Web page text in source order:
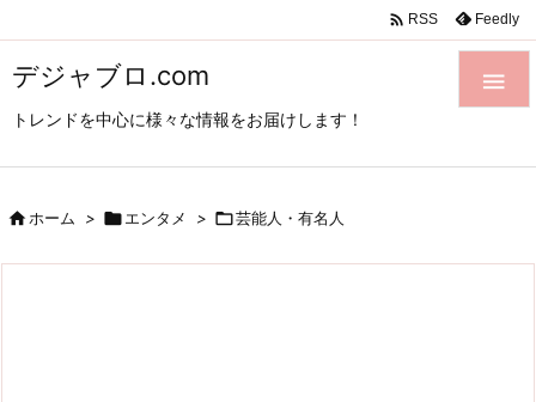
デジャブロ.com
トレンドを中心に様々な情報をお届けします！

 RSS Feedly
ホーム > エンタメ > 芸能人・有名人